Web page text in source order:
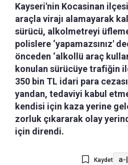
Kayseri'nin Kocasinan
araçla virajı alamayarak
sürücü, alkolmetreyi
polislere ‘yapamazsınız'
önceden ‘alkollü araç
konulan sürücüye trafiğin
350 bin TL idari para
yandan, tedaviyi kabul
kendisi için kaza yerine
zorluk çıkararak olay
için direndi.
Kaydet a-